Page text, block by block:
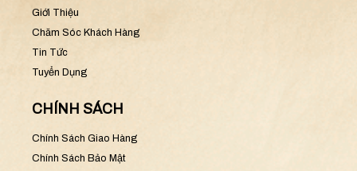
Giới Thiệu
Chăm Sóc Khách Hàng
Tin Tức
Tuyển Dụng
CHÍNH SÁCH
Chính Sách Giao Hàng
Chính Sách Bảo Mật